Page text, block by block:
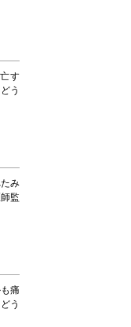
す
う
み
監
痛
う